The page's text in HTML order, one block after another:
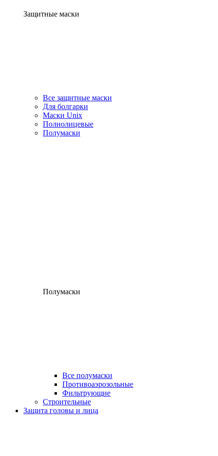
Защитные маски
Все защитные маски
Для болгарки
Маски Unix
Полнолицевые
Полумаски
Полумаски
Все полумаски
Противоаэрозольные
Фильтрующие
Строительные
Защита головы и лица